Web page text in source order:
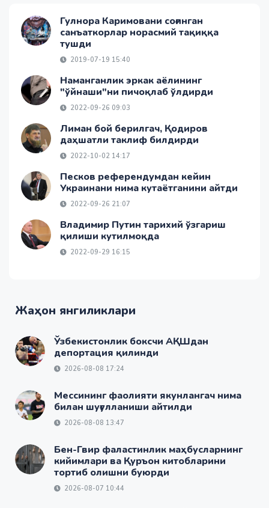
Гулнора Каримовани соғинган
санъаткорлар норасмий тақиққа
тушди
2019-07-19 15:40
Наманганлик эркак аёлининг
"ўйнаши"ни пичоқлаб ўлдирди
2022-09-26 09:03
Лиман бой берилгач, Қодиров
даҳшатли таклиф билдирди
2022-10-02 14:17
Песков референдумдан кейин
Украинани нима кутаётганини айтди
2022-09-26 21:07
Владимир Путин тарихий ўзгариш
қилиши кутилмоқда
2022-09-29 16:15
Жаҳон янгиликлари
Ўзбекистонлик боксчи АҚШдан
депортация қилинди
2026-08-08 17:24
Мессининг фаолияти якунлангач нима
билан шуғулланиши айтилди
2026-08-08 13:47
Бен-Гвир фаластинлик маҳбусларнинг
кийимлари ва Қуръон китобларини
тортиб олишни буюрди
2026-08-07 10:44